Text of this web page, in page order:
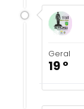
Geral
19 º